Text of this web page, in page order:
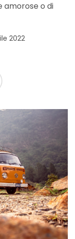
amorose o di
2022